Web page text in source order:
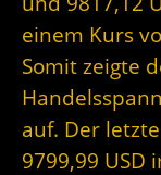
einem Kurs
Somit zeigte
auf. Der
9799,99 USD